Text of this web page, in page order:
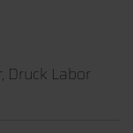
Druck Labor